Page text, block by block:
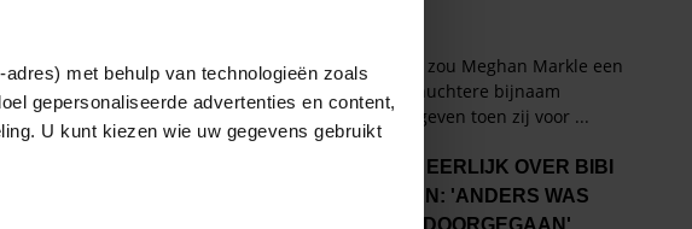
met behulp van technologieën zoals
gepersonaliseerde advertenties en content,
U kunt kiezen wie uw gegevens gebruikt